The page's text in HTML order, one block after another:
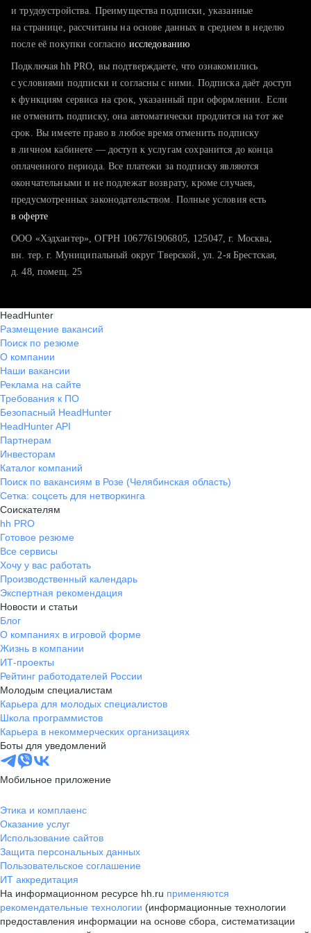
тратите много времени на поиск и вручную поднимаете
хотите сравнить себя с конкурентами и оценить шансы
и трудоустройства. Преимущества подписки, указанные
на странице, рассчитаны на основе данных в среднем в неделю
после её покупки согласно исследованию
Подключая hh PRO, вы подтверждаете, что ознакомились
с условиями подписки и согласны с ними. Подписка даёт доступ
к функциям сервиса на срок, указанный при оформлении. Если
не отменить подписку, она автоматически продлится на тот же
срок. Вы имеете право в любое время отменить подписку
в личном кабинете — доступ к услугам сохранится до конца
оплаченного периода. Все платежи за подписку являются
окончательными и не подлежат возврату, кроме случаев,
предусмотренных законодательством. Полные условия есть
в оферте
ООО «Хэдхантер», ОГРН 1067761906805, 125047, г. Москва,
вн. тер. г. Муниципальный округ Тверской, ул. 2-я Брестская,
д. 48, помещ. 25
HeadHunter
Размещение вакансий
Поиск по резюме
О компании
Наши вакансии
Реклама на сайте
Требования к ПО
Безопасный HeadHunter
HeadHunter API
Партнерам
Инвесторам
Каталог компаний
Поиск по вакансиям в Розе (Челябинская область)
Сетка: соцсеть для нетворкинга
Соискателям
hh PRO
Готовое резюме
Все сервисы
Хочу у вас работать
Производственный календарь
Экспертная рекомендация
Новости и статьи
Блог
О компаниях в игровой форме
Жизнь в компании
ИТ-проекты
Рейтинг работодателей России
Молодым специалистам
Карьера для молодых специалистов
Школа программистов
Карьера в некоммерческих организациях
Боты для уведомлений
Мобильное приложение
Этика и комплаенс
Оказание услуг
Использование сайтов
Защита персональных данных
Пользовательское соглашение
ИТ аккредитация
На информационном ресурсе hh.ru применяются
рекомендательные технологии (информационные технологии
предоставления информации на основе сбора, систематизации